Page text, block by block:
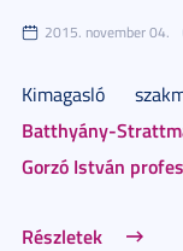
2015. november 04.
Kimagasló
Batthyány-
Gorzó István
Részletek